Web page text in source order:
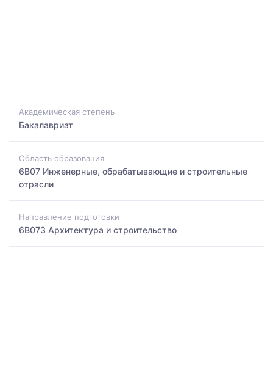
Академическая степень
Бакалавриат
Область образования
6B07 Инженерные, обрабатывающие и строительные
отрасли
Направление подготовки
6B073 Архитектура и строительство